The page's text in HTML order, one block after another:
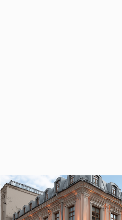
«Отправить», вы даете свое
и использование ваших
свое согласие
данных